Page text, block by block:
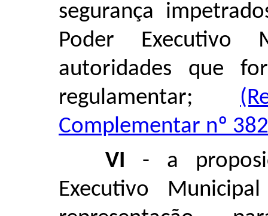
segurança
Poder
autoridades que
regulamentar;
Complementar nº
VI - a
Executivo